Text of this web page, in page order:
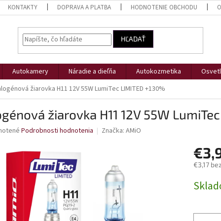
KONTAKTY DOPRAVA A PLATBA HODNOTENIE OBCHODU
HĽADAŤ
Autokamery Náradie a dieľňa Autokozmetika
žiarovka H11 12V 55W LumiTec LIMITED +130%
žiarovka H11 12V 55W
Podrobnosti hodnotenia Značka: AMiO
€3,17
cena: